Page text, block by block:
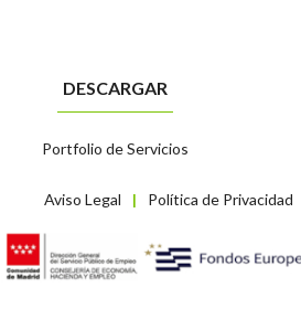
Aviso Legal | Política de Privacidad
DESCARGAR
Portfolio de Servicios